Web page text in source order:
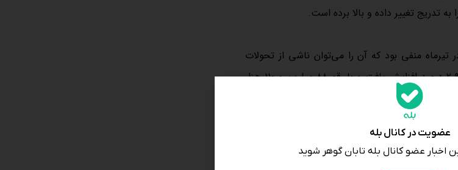
تغییر داده و بالا برده است.
منفی بود که آن را می‌توان ناشی از تحولات
سیاسی داخلی و بین‌المللی و شناسایی ریسک جنگ دانست؛ در تیر ۱۴۰۳ قیمت مسکن ۲.۹ درصد افزایش یافت و با رقم ۸۸ میلیون و ۱۱۰ هزار
درصد افت داشت و در بیشترین مقدار روی رقم ۶۲ هزار تومان معامله می‌شد. بنابراین، محاسبات نشان می‌دهد که
عضویت در کانال بله
اخبار عضو کانال بله تابان گوهر شوید